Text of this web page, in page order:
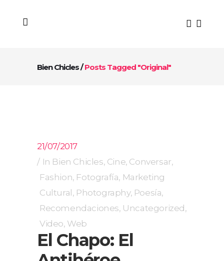
Bien Chicles/Posts Tagged "Original"
21/07/2017
In Bien Chicles, Cine, Conversar,
Fashion, Fotografía, Marketing
Cultural , Photography, Poesía,
Recomendaciones, Uncategorized ,
Video, Web
El Chapo: El